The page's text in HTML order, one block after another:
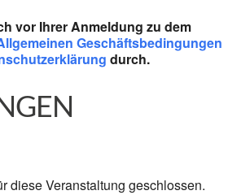
vor Ihrer Anmeldung zu dem
Geschäftsbedingungen
durch.
diese Veranstaltung geschlossen.